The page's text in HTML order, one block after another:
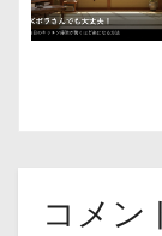
コメン